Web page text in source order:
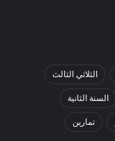
الثلاثي الثالث
السنة الثانية
تمارين